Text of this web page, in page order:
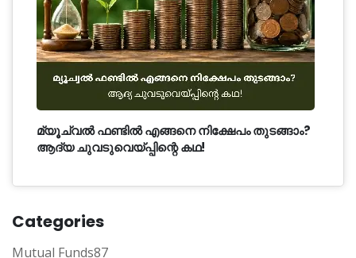
മ്യൂച്വൽ ഫണ്ടിൽ എങ്ങനെ നിക്ഷേപം തുടങ്ങാം?
ആദ്യ ചുവടുവെയ്പ്പിന്റെ കഥ!
Categories
Mutual Funds87